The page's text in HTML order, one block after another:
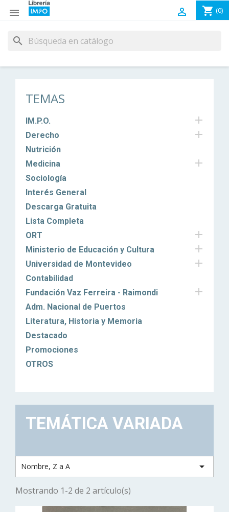
 shopping_cart (0)

search
TEMAS
IM.P.O. 
Derecho 
Nutrición
Medicina

Sociología
Interés General
Descarga Gratuita
Lista Completa
ORT

Ministerio de Educación y Cultura 
Universidad de Montevideo 
Contabilidad
Fundación Vaz Ferreira - Raimondi

Adm. Nacional de Puertos
Literatura, Historia y Memoria
Destacado
Promociones
OTROS
TEMÁTICA VARIADA
Nombre, Z a A 
Mostrando 1-2 de 2 artículo(s)